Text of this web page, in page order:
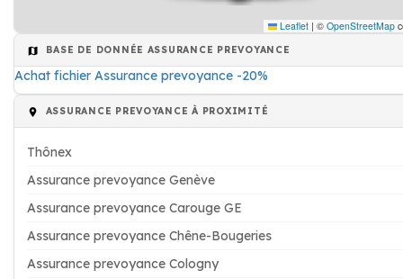
Leaflet | © OpenStreetMap
BASE DE DONNÉE ASSURANCE PREVOYANCE
Achat fichier Assurance prevoyance -20%
ASSURANCE PREVOYANCE À PROXIMITÉ
Thônex
Assurance prevoyance Genève
Assurance prevoyance Carouge GE
Assurance prevoyance Chêne-Bougeries
Assurance prevoyance Cologny